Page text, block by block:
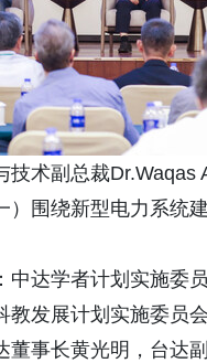
术副总裁
）围绕新型电力系统
中达学者计划实施委
教发展计划实施委员
董事长黄光明，台达